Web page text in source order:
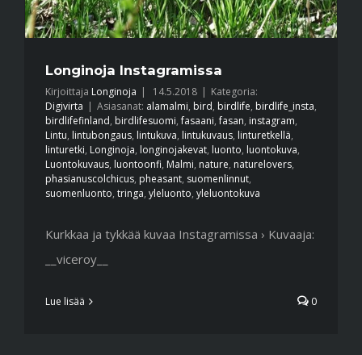
Longinoja Instagramissa
Kirjoittaja Longinoja | 14.5.2018 | Kategoria:
Digivirta | Asiasanat: alamalmi, bird, birdlife, birdlife_insta,
birdlifefinland, birdlifesuomi,fasaani,fasan, instagram,
Lintu, lintubongaus, lintukuva, lintukuvaus, linturetkellä,
linturetki, Longinoja, longinojakevat, luonto, luontokuva,
Luontokuvaus, luontoonfi, Malmi, nature, naturelovers,
phasianuscolchicus, pheasant, suomenlinnut,
suomenluonto, tringa, yleluonto, yleluontokuva
Kurkkaa ja tykkää kuvaa Instagramissa › Kuvaaja:
__viceroy__
Lue lisää 0